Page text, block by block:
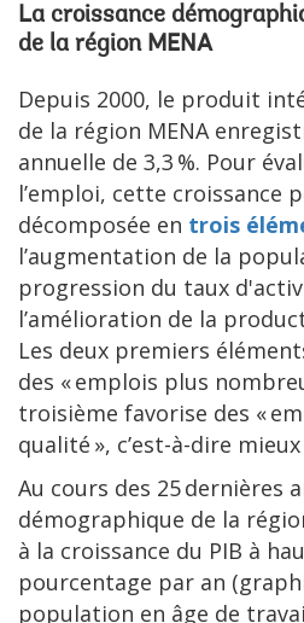
La croissance
de la région MENA
Depuis 2000, le produit
de la région MENA
annuelle de 3,3 %. Pour
l’emploi, cette croissance
décomposée en trois
l’augmentation de la
progression du taux
l’amélioration de la
Les deux premiers
des « emplois plus
troisième favorise des «
qualité », c’est-à-dire
Au cours des 25 dernières
démographique de la
à la croissance du PIB à
pourcentage par an
population en âge de